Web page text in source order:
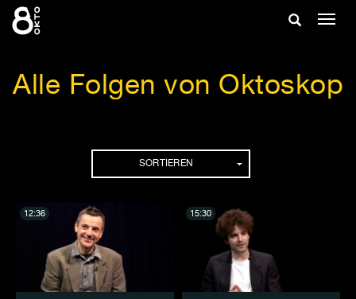
Zum
Inhalt
Suche
Alle Folgen von Oktoskop
SORTIEREN
12:36 15:30